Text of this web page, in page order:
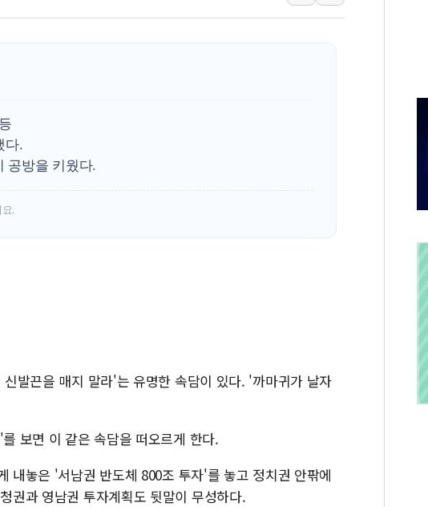
[사진] 이슬람 수니파 3개국, 공동방위협정 체결
李 "해남 태양광, 대한민국 다음 100년 밑거름…수도권 집중 완화 전환
李 대통령, '6시간 마라톤 부동산 2차 회의' 주재… "전폭적 공급 확대·
다.
공방을 키웠다.
.
발끈을 매지 말라'는 유명한 속담이 있다. '까마귀가 날자
보면 이 같은 속담을 떠오르게 한다.
내놓은 '서남권 반도체 800조 투자'를 놓고 정치권 안팎에
권과 영남권 투자계획도 뒷말이 무성하다.